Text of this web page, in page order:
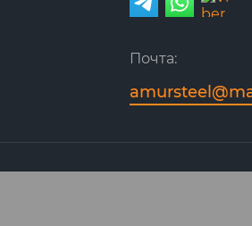
Почта: